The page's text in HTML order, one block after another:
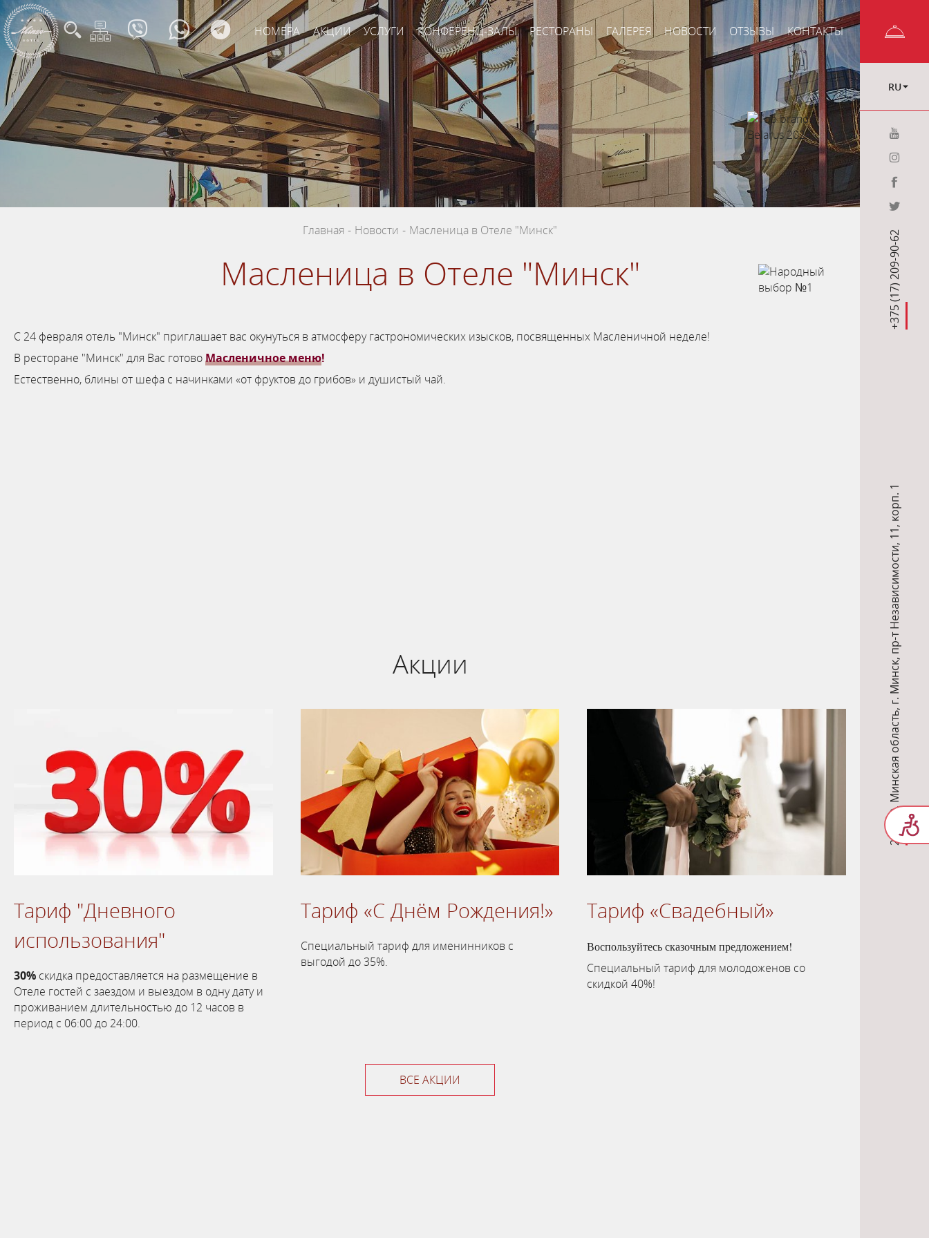
RU
+375 (17) 209-90-62
220030
,
Минская область
г. Минск
пр-т Независимости
11, корп. 1
НОМЕРА АКЦИИ УСЛУГИ КОНФЕРЕНЦ-ЗАЛЫ РЕСТОРАНЫ ГАЛЕРЕЯ НОВОСТИ ОТЗЫВЫ КОНТАКТЫ
Главная - Новости - Масленица в Отеле "Минск"
Масленица в Отеле "Минск"
С 24 февраля отель "Минск" приглашает вас окунуться в атмосферу гастрономических изысков, посвященных Масленичной неделе!
В ресторане "Минск" для Вас готовоМасленичноеменю!
Естественно, блины от шефа с начинками «от фруктов до грибов» и душистый чай.
Акции
Тариф "Дневного
использования"
30% скидка предоставляется на размещение в
Отеле гостей с заездом и выездом в одну дату и
проживанием длительностью до 12 часов в
период с 06:00 до 24:00.
Тариф «С Днём Рождения!»
Специальный тариф для именинников с
выгодой до 35%.
Тариф «Свадебный»
Воспользуйтесь сказочным предложением!
Специальный тариф для молодоженов со
скидкой 40%!
ВСЕ АКЦИИ